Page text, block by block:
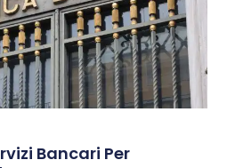
Bancari Per